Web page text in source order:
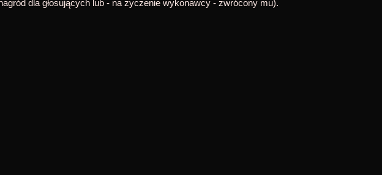
dla głosujących lub - na życzenie wykonawcy - zwrócony mu).